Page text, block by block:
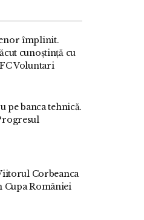
împlinit.
cunoștință cu
Voluntari
pe banca tehnică.
Corbeanca
Cupa României